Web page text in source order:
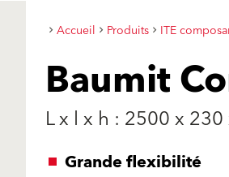
Accueil Produits ITE
Baumit
L x l x h : 2500 x
Grande flexibilité